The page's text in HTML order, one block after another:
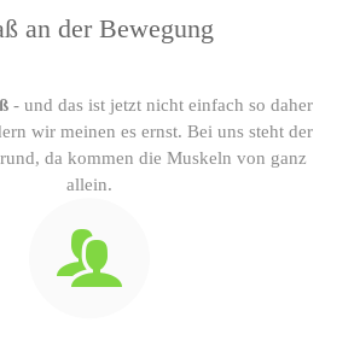
an der Bewegung
- und das ist jetzt nicht einfach so daher
wir meinen es ernst. Bei uns steht der
da kommen die Muskeln von ganz
allein.